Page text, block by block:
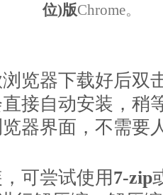
位)版Chrome。
览器下载好后双
接自动安装，稍
器界面，不需要
可尝试使用7-zip